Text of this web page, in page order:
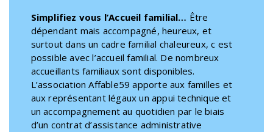
Simplifiez vous l’Accueil familial… Être
dépendant mais accompagné, heureux, et
surtout dans un cadre familial chaleureux, c est
possible avec l’accueil familial. De nombreux
accueillants familiaux sont disponibles.
L’association Affable59 apporte aux familles et
aux représentant légaux un appui technique et
un accompagnement au quotidien par le biais
d’un contrat d’assistance administrative